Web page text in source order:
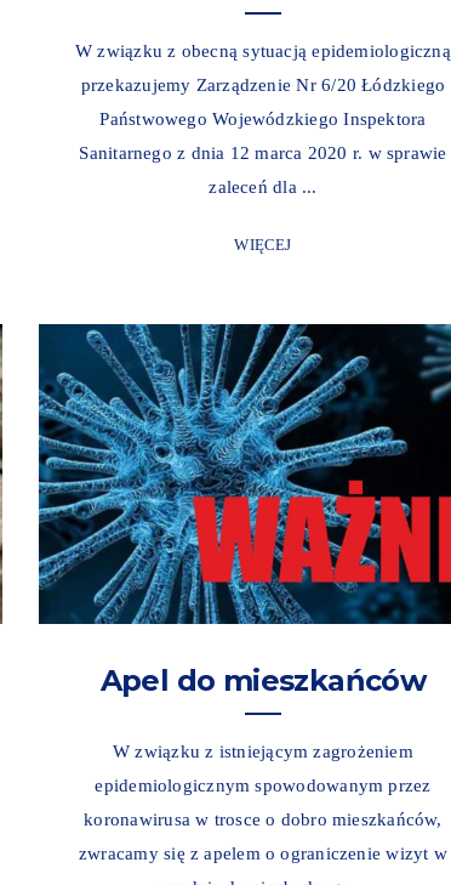
W związku z obecną sytuacją epidemiologiczną
przekazujemy Zarządzenie Nr 6/20 Łódzkiego
Państwowego Wojewódzkiego Inspektora
Sanitarnego z dnia 12 marca 2020 r. w sprawie
zaleceń dla ...
WIĘCEJ
Apel do mieszkańców
W związku z istniejącym zagrożeniem
epidemiologicznym spowodowanym przez
koronawirusa w trosce o dobro mieszkańców,
zwracamy się z apelem o ograniczenie wizyt w